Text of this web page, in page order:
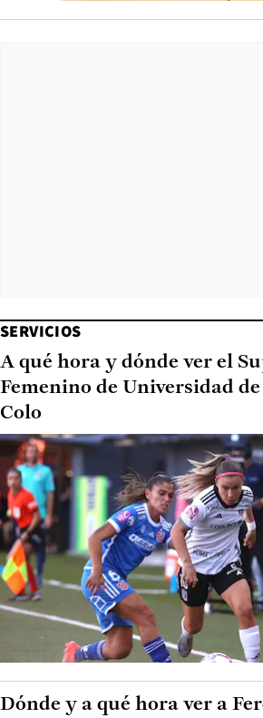
SERVICIOS
A qué hora y dónde ver el
Femenino de Universidad
Colo
Dónde y a qué hora ver a